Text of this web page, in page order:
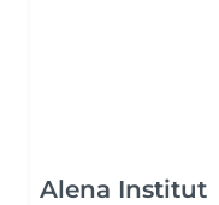
Alena Institut